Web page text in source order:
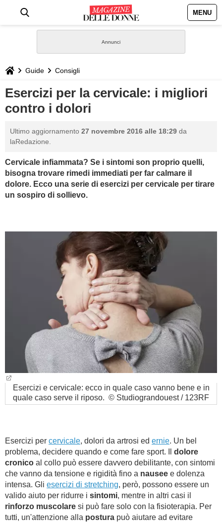
MENU
STILE
BIOGRAFIE
DEFINIZIONI
GASTRONOMIA
CAPELLI
Guide Consigli
Esercizi per la cervicale: i migliori
contro i dolori
Ultimo aggiornamento 27 novembre 2016 alle 18:29 da
laRedazione.
Cervicale infiammata? Se i sintomi son proprio quelli,
bisogna trovare rimedi immediati per far calmare il
dolore. Ecco una serie di esercizi per cervicale per tirare
un sospiro di sollievo.
Esercizi e cervicale: ecco in quale caso vanno bene e in
quale caso serve il riposo. © Studiograndouest / 123RF
Esercizi per cervicale, dolori da artrosi ed ernie. Un bel
problema, decidere quando e come fare sport. Il dolore
cronico al collo può essere davvero debilitante, con sintomi
che vanno da tensione e rigidità fino a nausee e dolenza
intensa. Gli esercizi di stretching, però, possono essere un
valido aiuto per ridurre i sintomi, mentre in altri casi il
rinforzo muscolare si può fare solo con la fisioterapia. Per
tutti, un'attenzione alla postura può aiutare ad evitare